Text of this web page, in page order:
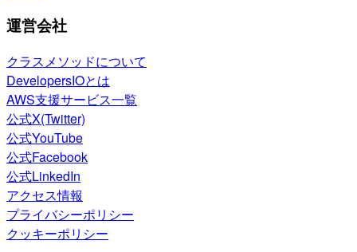
運営会社
クラスメソッドについて
DevelopersIOとは
AWS支援サービス一覧
公式X(Twitter)
公式YouTube
公式Facebook
公式LinkedIn
アクセス情報
プライバシーポリシー
クッキーポリシー